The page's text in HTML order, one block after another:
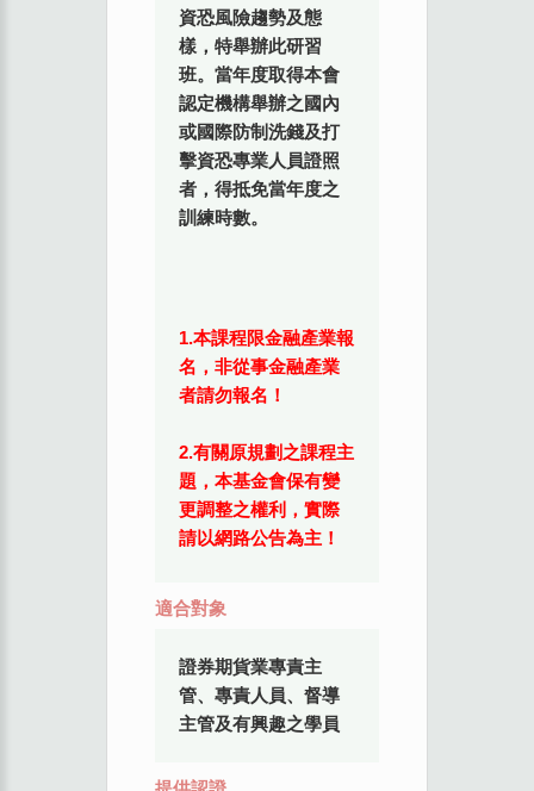
資恐風險趨勢及態
樣，特舉辦此研習
班。當年度取得本會
認定機構舉辦之國內
或國際防制洗錢及打
擊資恐專業人員證照
者，得抵免當年度之
訓練時數。
1.本課程限金融產業報
名，非從事金融產業
者請勿報名！
2.有關原規劃之課程主
題，本基金會保有變
更調整之權利，實際
請以網路公告為主！
適合對象
證券期貨業專責主
管、專責人員、督導
主管及有興趣之學員